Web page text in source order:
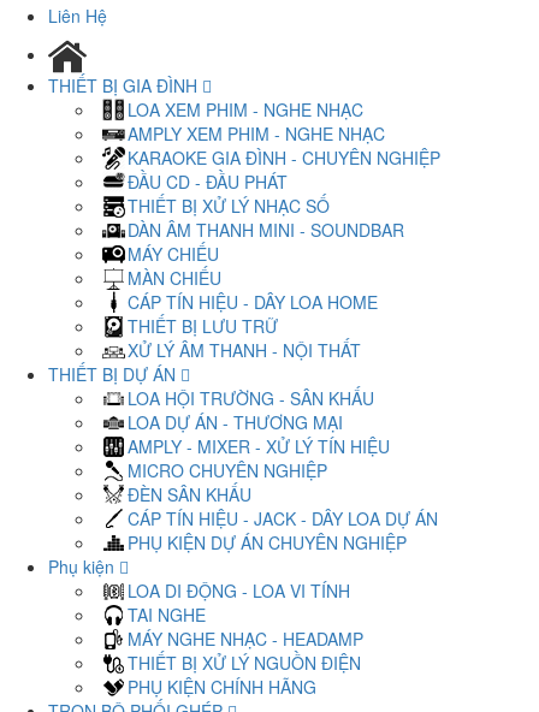
Liên Hệ
THIẾT BỊ GIA ĐÌNH
LOA XEM PHIM - NGHE NHẠC
AMPLY XEM PHIM - NGHE NHẠC
KARAOKE GIA ĐÌNH - CHUYÊN NGHIỆP
ĐẦU CD - ĐẦU PHÁT
THIẾT BỊ XỬ LÝ NHẠC SỐ
DÀN ÂM THANH MINI - SOUNDBAR
MÁY CHIẾU
MÀN CHIẾU
CÁP TÍN HIỆU - DÂY LOA HOME
THIẾT BỊ LƯU TRỮ
XỬ LÝ ÂM THANH - NỘI THẤT
THIẾT BỊ DỰ ÁN
LOA HỘI TRƯỜNG - SÂN KHẤU
LOA DỰ ÁN - THƯƠNG MẠI
AMPLY - MIXER - XỬ LÝ TÍN HIỆU
MICRO CHUYÊN NGHIỆP
ĐÈN SÂN KHẤU
CÁP TÍN HIỆU - JACK - DÂY LOA DỰ ÁN
PHỤ KIỆN DỰ ÁN CHUYÊN NGHIỆP
Phụ kiện
LOA DI ĐỘNG - LOA VI TÍNH
TAI NGHE
MÁY NGHE NHẠC - HEADAMP
THIẾT BỊ XỬ LÝ NGUỒN ĐIỆN
PHỤ KIỆN CHÍNH HÃNG